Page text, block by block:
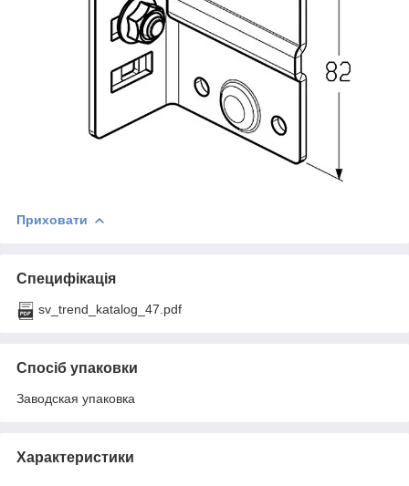
Приховати
Специфікація
sv_trend_katalog_47.pdf
Спосіб упаковки
Заводская упаковка
Характеристики